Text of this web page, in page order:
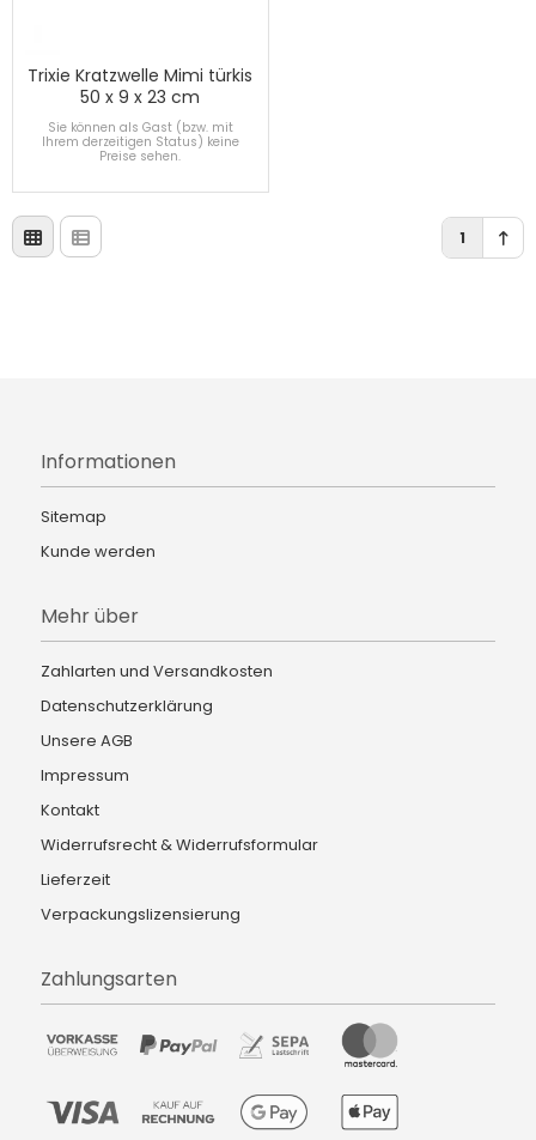
Trixie Kratzwelle Mimi türkis
50 x 9 x 23 cm
Sie können als Gast (bzw. mit
Ihrem derzeitigen Status) keine
Preise sehen.
1
Informationen
Sitemap
Kunde werden
Mehr über
Zahlarten und Versandkosten
Datenschutzerklärung
Unsere AGB
Impressum
Kontakt
Widerrufsrecht & Widerrufsformular
Lieferzeit
Verpackungslizensierung
Zahlungsarten